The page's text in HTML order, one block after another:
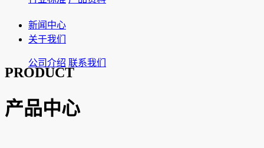
新闻中心
关于我们
公司介绍 联系我们
PRODUCT
产品中心